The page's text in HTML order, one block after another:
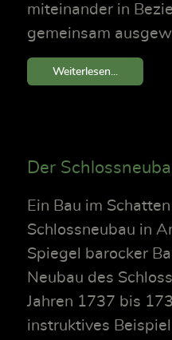
miteinander in
gemeinsam
Weiterlesen...
Der
Ein Bau im
Schlossneubau in
Spiegel barocker
Neubau des
Jahren 1737 bis
instruktives